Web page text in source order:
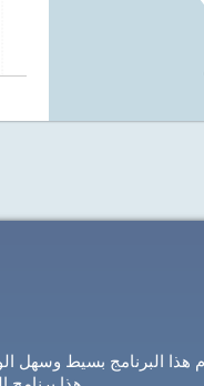
هذا البرنامج بسيط وسهل